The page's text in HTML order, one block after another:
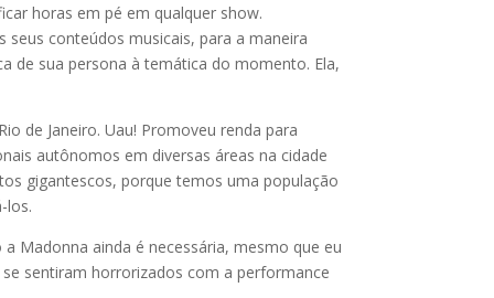
horas em pé em qualquer show.
conteúdos musicais, para a maneira
de sua persona à temática do momento. Ela,
de Janeiro. Uau! Promoveu renda para
autônomos em diversas áreas na cidade
gigantescos, porque temos uma população
los.
Madonna ainda é necessária, mesmo que eu
sentiram horrorizados com a performance